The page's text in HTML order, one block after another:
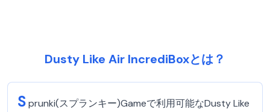
Dusty Like Air IncrediBoxとは？
Sprunki(スプランキー)Gameで利用可能なDusty Like